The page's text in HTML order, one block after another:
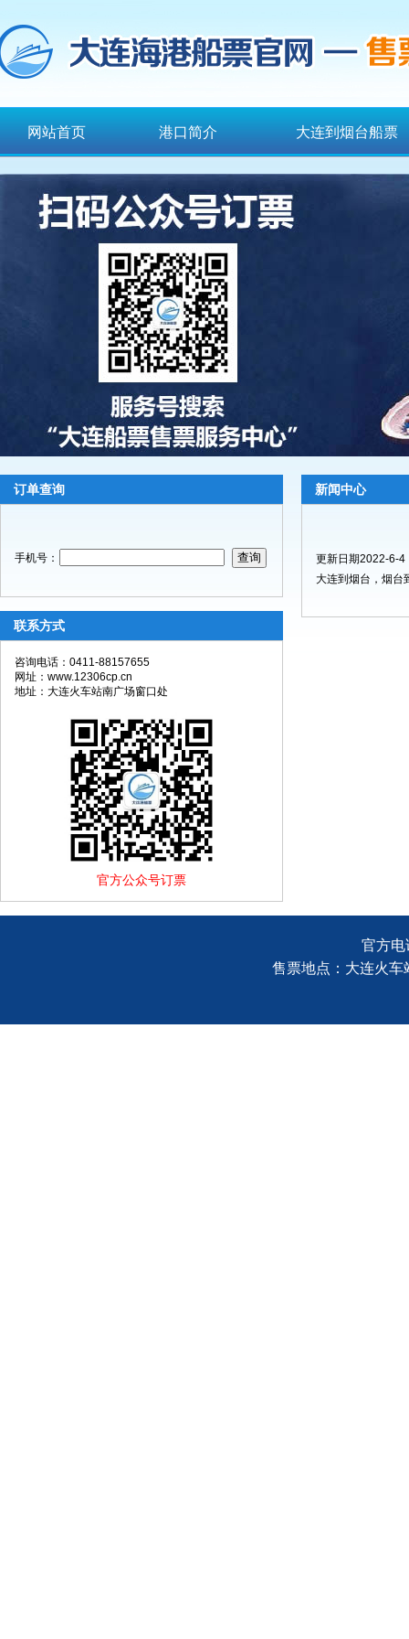
网站首页 港口简介 大连到烟台船票
订单查询
手机号：
联系方式
咨询电话：0411-88157655
网址：www.12306cp.cn
地址：大连火车站南广场窗口处
官方公众号订票
新闻中心
更新日期2022-6-4
大连到烟台，烟台
官方
售票地点：大连火